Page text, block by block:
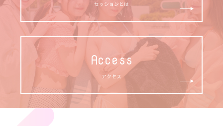
セッションとは
Access
アクセス